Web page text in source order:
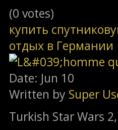
(0 votes)
купить
отдых в Германии
Date: Jun 10
Written by Super
Turkish Star Wars